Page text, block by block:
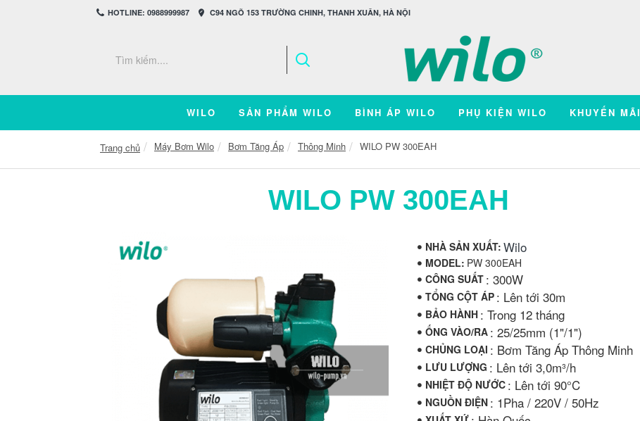
HOTLINE: 0988999987 C94 NGÕ 153 TRƯỜNG CHINH, THANH XUÂN, HÀ NỘI
WILO SẢN PHẨM WILO BÌNH ÁP WILO PHỤ KIỆN WILO KHUYẾN MÃI
Trang chủ Máy Bơm Wilo Bơm Tăng Áp Thông Minh WILO PW 300EAH
WILO PW 300EAH
NHÀ SẢN XUẤT: Wilo
MODEL: PW 300EAH
CÔNG SUẤT : 300W
TỔNG CỘT ÁP : Lên tới 30m
BẢO HÀNH : Trong 12 tháng
ỐNG VÀO/RA : 25/25mm (1"/1")
CHỦNG LOẠI : Bơm Tăng Áp Thông Minh
LƯU LƯỢNG : Lên tới 3,0m³/h
NHIỆT ĐỘ NƯỚC : Lên tới 90°C
NGUỒN ĐIỆN : 1Pha / 220V / 50Hz